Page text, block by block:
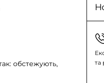
обстежують,
та